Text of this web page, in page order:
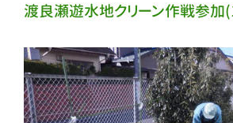
渡良瀬遊水地クリーン作戦参加